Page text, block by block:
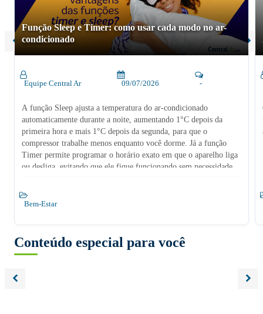
Função Sleep e Timer: como usar cada modo no ar-
condicionado
Equipe Central Ar 09/07/2026 -
A função Sleep ajusta a temperatura do ar-condicionado
automaticamente durante a noite, aumentando 1°C depois da
primeira hora e mais 1°C depois da segunda, para que o
compressor trabalhe menos enquanto você dorme. Já a função
Timer permite programar o horário exato em que o aparelho liga
ou desliga, evitando que ele fique funcionando sem necessidade.
Bem-Estar
Conteúdo especial para você